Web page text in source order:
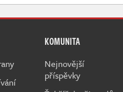
KOMUNITA
Nejnovější
příspěvky